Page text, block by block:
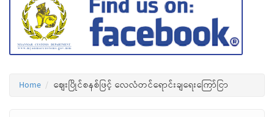
Home စျေးပြိုင်စနစ်ဖြင့် လေလံတင်ရောင်းချ‌‌ရေးကြော်ငြာ